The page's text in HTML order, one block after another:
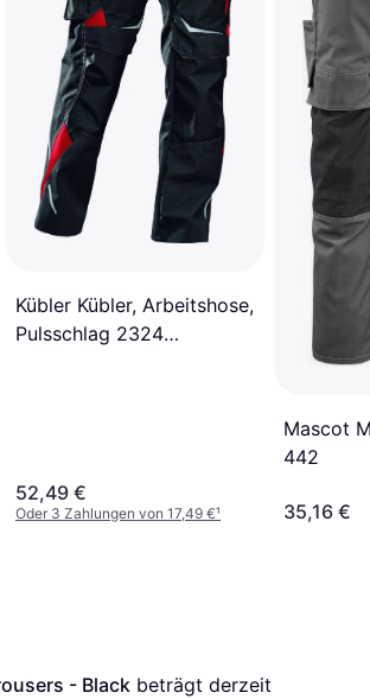
Kübler Kübler, Arbeitshose,
Pulsschlag 2324
52,49 €
Oder 3 Zahlungen von 17,49 €¹
Mascot
442
35,16 €
- Black